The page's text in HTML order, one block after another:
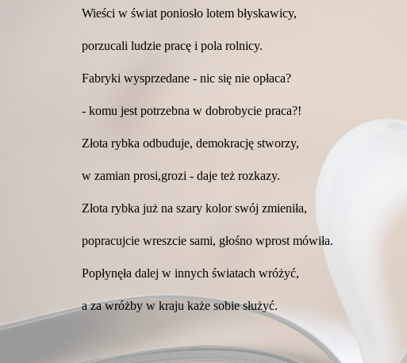
Wieści w świat poniosło lotem błyskawicy,
porzucali ludzie pracę i pola rolnicy.
Fabryki wysprzedane - nic się nie opłaca?
- komu jest potrzebna w dobrobycie praca?!
Złota rybka odbuduje, demokrację stworzy,
w zamian prosi,grozi - daje też rozkazy.
Złota rybka już na szary kolor swój zmieniła,
popracujcie wreszcie sami, głośno wprost mówiła.
Popłynęła dalej w innych światach wróżyć,
a za wróżby w kraju każe sobie służyć.